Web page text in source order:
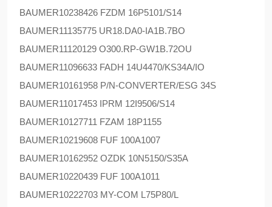
BAUMER10238426 FZDM 16P5101/S14
BAUMER11135775 UR18.DA0-IA1B.7BO
BAUMER11120129 O300.RP-GW1B.72OU
BAUMER11096633 FADH 14U4470/KS34A/IO
BAUMER10161958 P/N-CONVERTER/ESG 34S
BAUMER11017453 IPRM 12I9506/S14
BAUMER10127711 FZAM 18P1155
BAUMER10219608 FUF 100A1007
BAUMER10162952 OZDK 10N5150/S35A
BAUMER10220439 FUF 100A1011
BAUMER10222703 MY-COM L75P80/L